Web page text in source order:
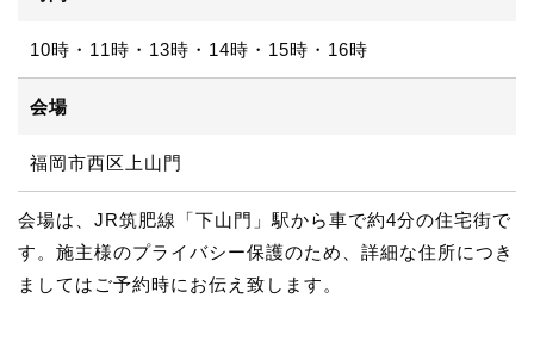
10時・11時・13時・14時・15時・16時
会場
福岡市西区上山門
会場は、JR筑肥線「下山門」駅から車で約4分の住宅街で
す。施主様のプライバシー保護のため、詳細な住所につき
ましてはご予約時にお伝え致します。